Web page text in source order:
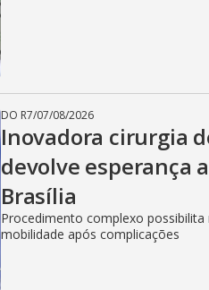
DO R7/07/08/2026
Inovadora cirurgia
devolve esperança
Brasília
Procedimento complexo possibilita
mobilidade após complicações